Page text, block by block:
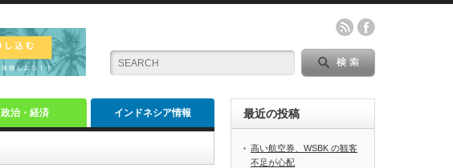
政治・経済 インドネシア情報 最近の投稿
高い航空券、WSBK の観客
不足が心配